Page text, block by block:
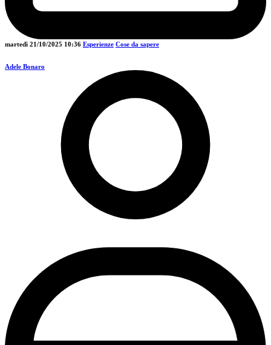
martedì 21/10/2025 10:36 Esperienze Cose da sapere
Adele Bonaro